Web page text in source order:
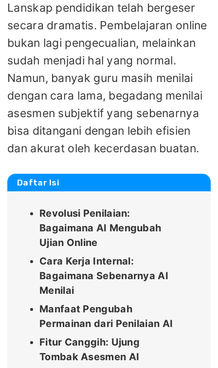
Lanskap pendidikan telah bergeser
secara dramatis. Pembelajaran online
bukan lagi pengecualian, melainkan
sudah menjadi hal yang normal.
Namun, banyak guru masih menilai
dengan cara lama, begadang menilai
asesmen subjektif yang sebenarnya
bisa ditangani dengan lebih efisien
dan akurat oleh kecerdasan buatan.
Daftar Isi
Revolusi Penilaian:
Bagaimana AI Mengubah
Ujian Online
Cara Kerja Internal:
Bagaimana Sebenarnya AI
Menilai
Manfaat Pengubah
Permainan dari Penilaian AI
Fitur Canggih: Ujung
Tombak Asesmen AI